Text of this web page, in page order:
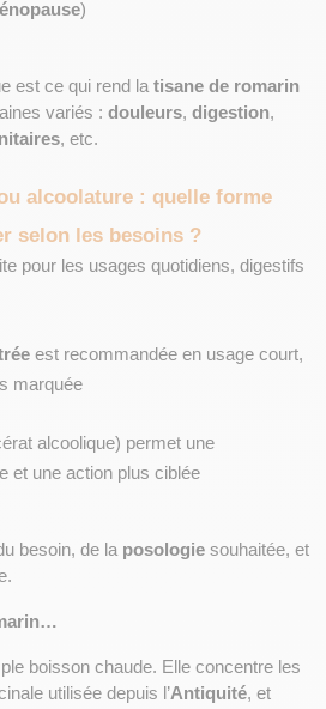
)
est ce qui rend la tisane de romarin
variés : douleurs, digestion
, etc.
alcoolature : quelle forme
selon les besoins ?
pour les usages quotidiens, digestifs
est recommandée en usage court,
marquée
alcoolique) permet une
et une action plus ciblée
besoin, de la posologie souhaitée, et
utilisée depuis l’Antiquité, et